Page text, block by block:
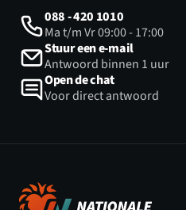
088 - 420 1010
Ma t/m Vr 09:00 - 17:00
Stuur een e-mail
Antwoord binnen 1 uur
Open de chat
Voor direct antwoord